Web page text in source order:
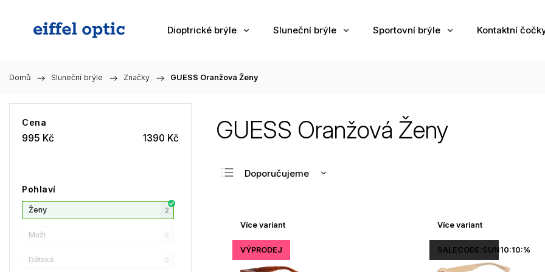
Dioptrické brýle Sluneční brýle Sportovní brýle Kontaktní
Domů / Sluneční brýle / Značky / GUESS Oranžová Ženy
Cena
995 Kč 1390 Kč
Pohlaví
Ženy 2
Muži 0
Dětské 0
GUESS Oranžová Ženy
Doporučujeme
Nejprodávanější
Abecedně
Více variant
VÝPRODEJ
Více variant
SALECODE:SUN10:10:%